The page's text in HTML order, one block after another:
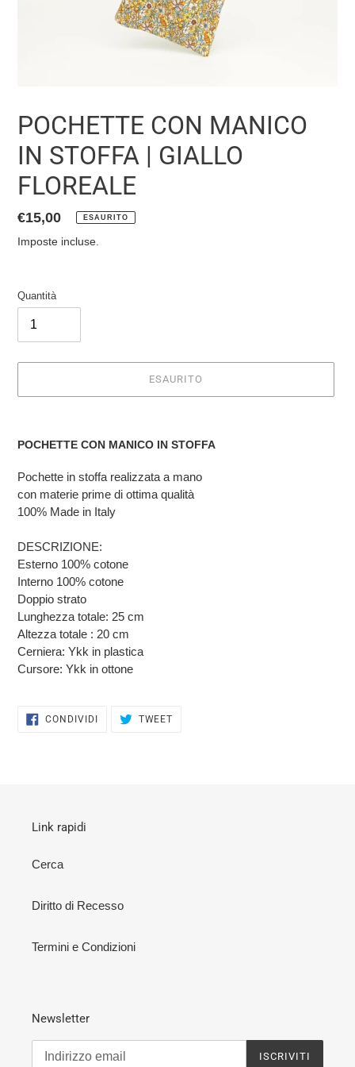
POCHETTE CON MANICO
IN STOFFA | GIALLO
FLOREALE
Prezzo
di
€15,00 ESAURITO
Imposte incluse.
Quantità
ESAURITO
prodotto
nel
POCHETTE CON MANICO IN STOFFA
Pochette in stoffa realizzata a mano
con materie prime di ottima qualità
100% Made in Italy
DESCRIZIONE:
Esterno 100% cotone
Interno 100% cotone
Doppio strato
Lunghezza totale: 25 cm
Altezza totale : 20 cm
Cerniera: Ykk in plastica
Cursore: Ykk in ottone
CONDIVIDI CONDIVIDITWEET
Link rapidi
Cerca
Diritto di Recesso
Termini e Condizioni
Newsletter
ISCRIVITI